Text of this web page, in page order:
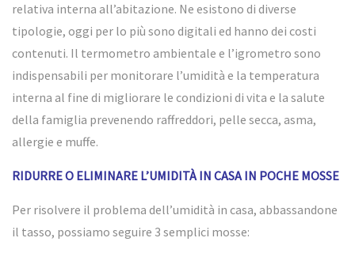
relativa interna all’abitazione. Ne esistono di diverse
tipologie, oggi per lo più sono digitali ed hanno dei costi
contenuti. Il termometro ambientale e l’igrometro sono
indispensabili per monitorare l’umidità e la temperatura
interna al fine di migliorare le condizioni di vita e la salute
della famiglia prevenendo raffreddori, pelle secca, asma,
allergie e muffe.
RIDURRE O ELIMINARE L’UMIDITÀ IN CASA IN POCHE MOSSE
Per risolvere il problema dell’umidità in casa, abbassandone
il tasso, possiamo seguire 3 semplici mosse: